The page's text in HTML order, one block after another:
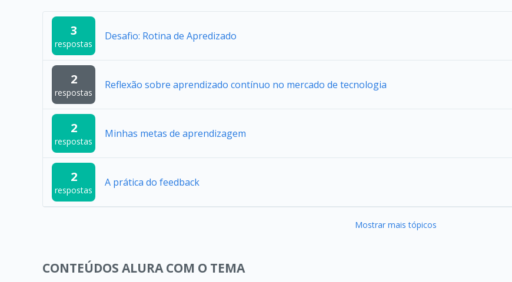
3
respostas
Desafio: Rotina de Apredizado
2
respostas
Reflexão sobre aprendizado contínuo no mercado de tecnologia
2
respostas
Minhas metas de aprendizagem
2
respostas
A prática do feedback
Mostrar mais tópicos
CONTEÚDOS ALURA COM O TEMA